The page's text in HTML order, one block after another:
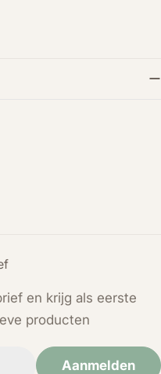
en krijg als eerste
producten
Aanmelden